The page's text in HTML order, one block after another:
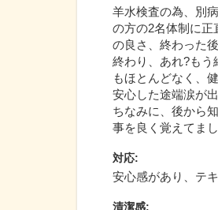
羊水検査の為、別
の方の2名体制に
の良さ、終わった
終わり、あれ?もう
もほとんどなく、
安心した途端涙が
ちなみに、後から
事を良く覚えてま
対応:
安心感があり、テ
清潔感: